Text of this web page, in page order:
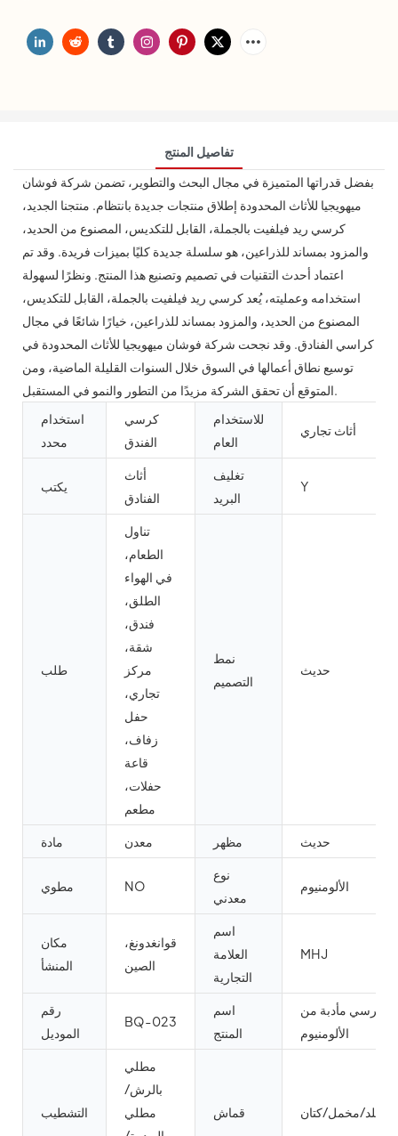
تفاصيل المنتج
بفضل قدراتها المتميزة في مجال البحث والتطوير، تضمن شركة فوشان
ميهويجيا للأثاث المحدودة إطلاق منتجات جديدة بانتظام. منتجنا الجديد،
كرسي ريد فيلفيت بالجملة، القابل للتكديس، المصنوع من الحديد،
والمزود بمساند للذراعين، هو سلسلة جديدة كليًا بميزات فريدة. وقد تم
اعتماد أحدث التقنيات في تصميم وتصنيع هذا المنتج. ونظرًا لسهولة
استخدامه وعمليته، يُعد كرسي ريد فيلفيت بالجملة، القابل للتكديس،
المصنوع من الحديد، والمزود بمساند للذراعين، خيارًا شائعًا في مجال
كراسي الفنادق. وقد نجحت شركة فوشان ميهويجيا للأثاث المحدودة في
توسيع نطاق أعمالها في السوق خلال السنوات القليلة الماضية، ومن
المتوقع أن تحقق الشركة مزيدًا من التطور والنمو في المستقبل.
استخدام
محدد
كرسي
الفندق
للاستخدام
العام
أثاث تجاري
يكتب
أثاث
الفنادق
تغليف
البريد
Y
طلب
تناول
الطعام،
في الهواء
الطلق،
فندق،
شقة،
مركز
تجاري،
حفل
زفاف،
قاعة
حفلات،
مطعم
نمط
التصميم
حديث
مادة معدن مظهر حديث
مطوي NO
نوع
معدني
الألومنيوم
مكان
المنشأ
قوانغدونغ،
الصين
اسم
العلامة
التجارية
MHJ
رقم
الموديل
BQ-023
اسم
المنتج
كرسي مأدبة من
الألومنيوم
التشطيب
مطلي
بالرش/
مطلي
قماش جلد/مخمل/كتان